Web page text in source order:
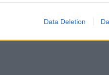
Data Deletion